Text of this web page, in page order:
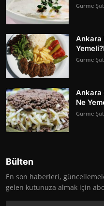
Gurme
Ankara
Gurme
Ankara
Ne
Gurme
Bülten
En son haberleri,
gelen kutunuza almak için